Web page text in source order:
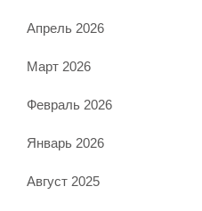
Апрель 2026
Март 2026
Февраль 2026
Январь 2026
Август 2025